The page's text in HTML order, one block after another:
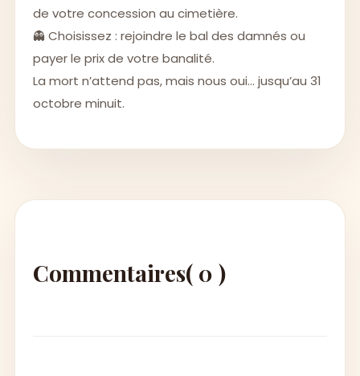
de votre concession au cimetière.
👻 Choisissez : rejoindre le bal des damnés ou
payer le prix de votre banalité.
La mort n’attend pas, mais nous oui… jusqu’au 31
octobre minuit.
Commentaires( 0 )